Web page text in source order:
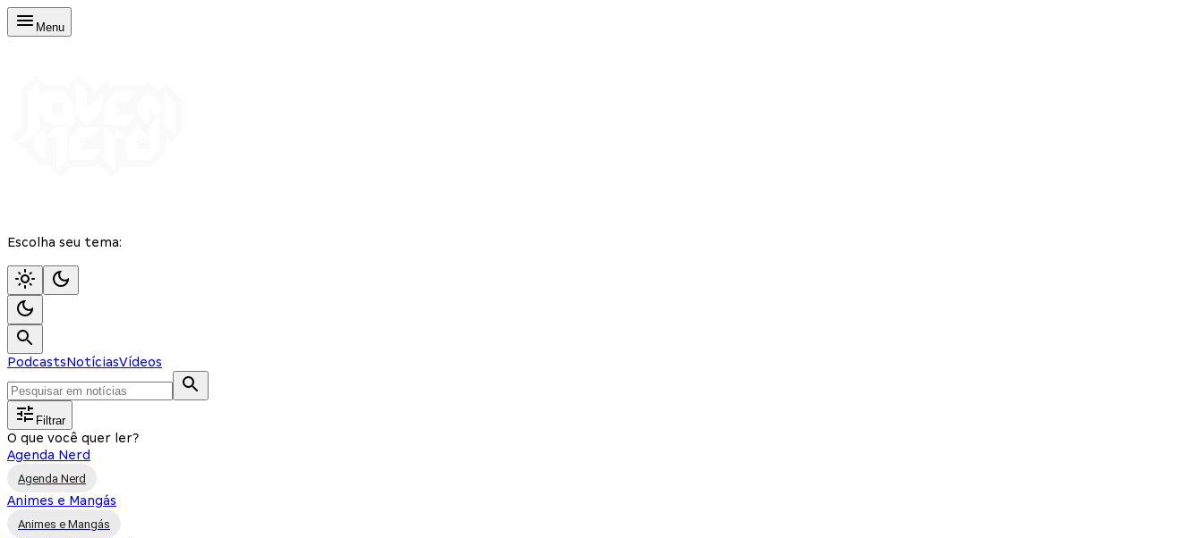
Menu
Escolha seu tema:
PodcastsNotíciasVídeos
Filtrar
O que você quer ler?
Agenda Nerd
Agenda Nerd
Animes e Mangás
Animes e Mangás